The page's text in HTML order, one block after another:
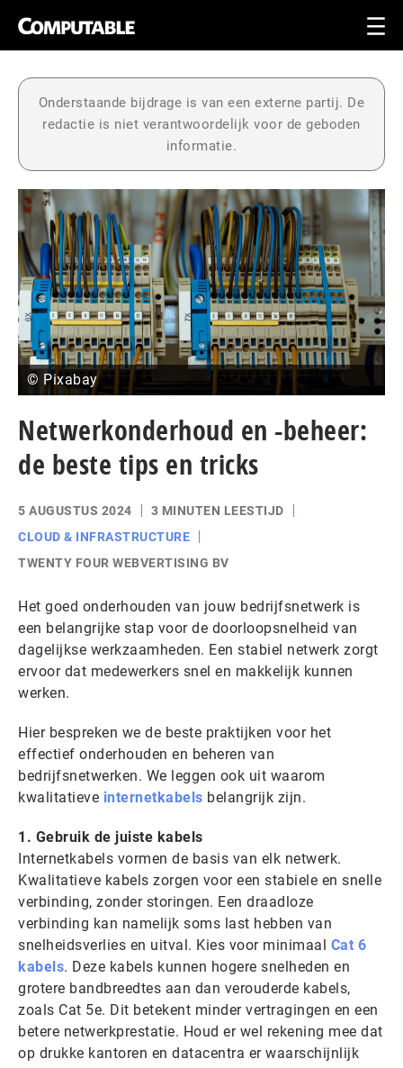
Onderstaande bijdrage is van een externe partij. De
redactie is niet verantwoordelijk voor de geboden
informatie.
© Pixabay
Netwerkonderhoud en -beheer:
de beste tips en tricks
5 AUGUSTUS 2024
3 MINUTEN LEESTIJD
CLOUD & INFRASTRUCTURE
TWENTY FOUR WEBVERTISING BV
Het goed onderhouden van jouw bedrijfsnetwerk is
een belangrijke stap voor de doorloopsnelheid van
dagelijkse werkzaamheden. Een stabiel netwerk zorgt
ervoor dat medewerkers snel en makkelijk kunnen
werken.
Hier bespreken we de beste praktijken voor het
effectief onderhouden en beheren van
bedrijfsnetwerken. We leggen ook uit waarom
kwalitatieve internetkabels belangrijk zijn.
1. Gebruik de juiste kabels
Internetkabels vormen de basis van elk netwerk.
Kwalitatieve kabels zorgen voor een stabiele en snelle
verbinding, zonder storingen. Een draadloze
verbinding kan namelijk soms last hebben van
snelheidsverlies en uitval. Kies voor minimaal Cat 6
kabels. Deze kabels kunnen hogere snelheden en
grotere bandbreedtes aan dan verouderde kabels,
zoals Cat 5e. Dit betekent minder vertragingen en een
betere netwerkprestatie. Houd er wel rekening mee dat
op drukke kantoren en datacentra er waarschijnlijk